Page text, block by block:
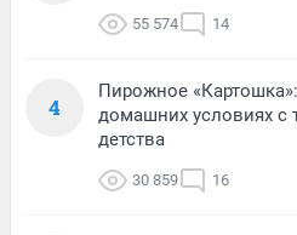
55 574 14
4
Пирожное
домашних условиях
детства
30 859 16